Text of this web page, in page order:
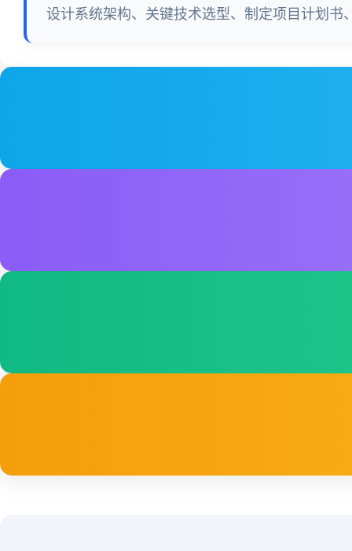
设计系统架构、关键技术选型、制定项目计划书
定义模块划分、接口规范、数据流、存储结构、
模块集成测试、功能验证、性能测试、兼容性测
客户方关键用户根据测试用例进行验证，签署验